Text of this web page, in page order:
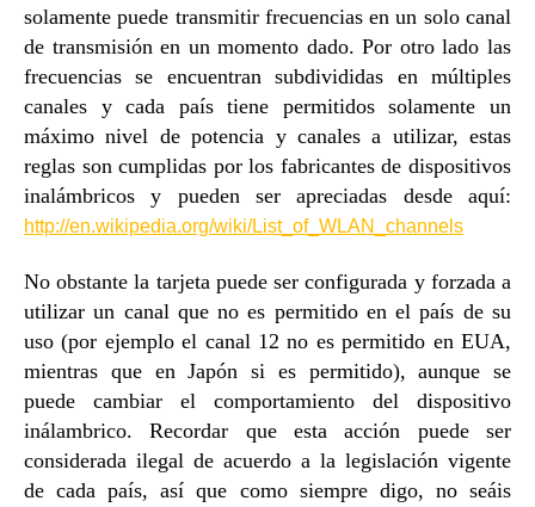
solamente puede transmitir frecuencias en un solo canal
de transmisión en un momento dado. Por otro lado las
frecuencias se encuentran subdivididas en múltiples
canales y cada país tiene permitidos solamente un
máximo nivel de potencia y canales a utilizar, estas
reglas son cumplidas por los fabricantes de dispositivos
inalámbricos y pueden ser apreciadas desde aquí:
http://en.wikipedia.org/wiki/List_of_WLAN_channels
No obstante la tarjeta puede ser configurada y forzada a
utilizar un canal que no es permitido en el país de su
uso (por ejemplo el canal 12 no es permitido en EUA,
mientras que en Japón si es permitido), aunque se
puede cambiar el comportamiento del dispositivo
inálambrico. Recordar que esta acción puede ser
considerada ilegal de acuerdo a la legislación vigente
de cada país, así que como siempre digo, no seáis